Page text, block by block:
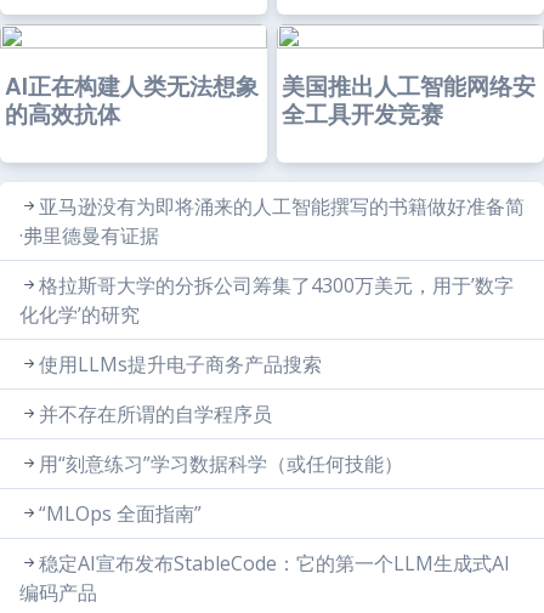
AI正在构建人类无法想象
的高效抗体
美国推出人工智能网络安
全工具开发竞赛
亚马逊没有为即将涌来的人工智能撰写的书籍做好准备简
·弗里德曼有证据
格拉斯哥大学的分拆公司筹集了4300万美元，用于’数字
化化学’的研究
使用LLMs提升电子商务产品搜索
并不存在所谓的自学程序员
用“刻意练习”学习数据科学（或任何技能）
“MLOps 全面指南”
稳定AI宣布发布StableCode：它的第一个LLM生成式AI
编码产品